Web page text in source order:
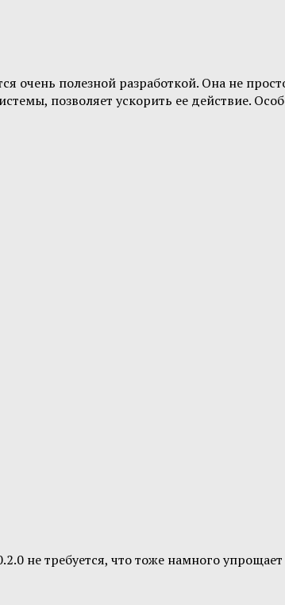
очень полезной разработкой. Она не
позволяет ускорить ее действие.
не требуется, что тоже намного